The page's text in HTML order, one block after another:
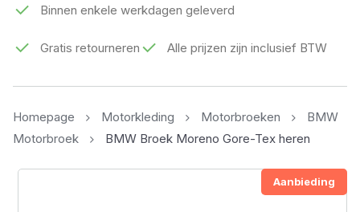
Binnen enkele werkdagen geleverd
Gratis retourneren Alle prijzen zijn inclusief BTW
Homepage Motorkleding Motorbroeken
BMW
Motorbroek
BMW Broek Moreno Gore-Tex heren
Aanbieding